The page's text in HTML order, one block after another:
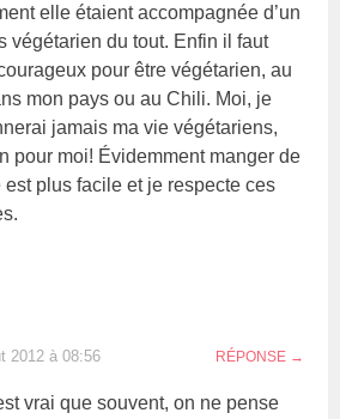
elle étaient accompagnée d’un
végétarien du tout. Enfin il faut
pour être végétarien, au
mon pays ou au Chili. Moi, je
jamais ma vie végétariens,
pour moi! Évidemment manger de
est plus facile et je respecte ces
2012 à 08:56 RÉPONSE
vrai que souvent, on ne pense